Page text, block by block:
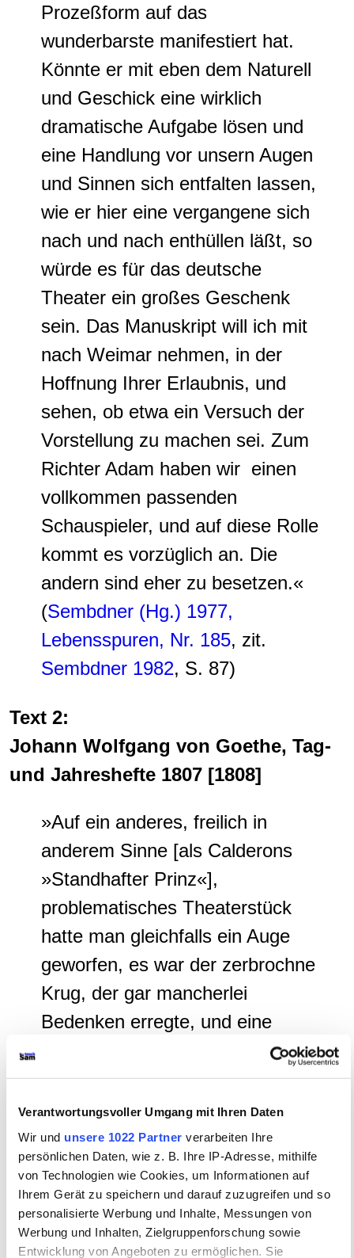
Verantwortungsvoller Umgang mit Ihren Daten
Wir und unsere 1022 Partner verarbeiten Ihre
persönlichen Daten, wie z. B. Ihre IP-Adresse, mithilfe
von Technologien wie Cookies, um Informationen auf
Ihrem Gerät zu speichern und darauf zuzugreifen und so
personalisierte Werbung und Inhalte, Messungen von
Werbung und Inhalten, Zielgruppenforschung sowie
Entwicklung von Angeboten zu ermöglichen. Sie
Prozeßform auf das
wunderbarste manifestiert hat.
Könnte er mit eben dem Naturell
und Geschick eine wirklich
dramatische Aufgabe lösen und
eine Handlung vor unsern Augen
und Sinnen sich entfalten lassen,
wie er hier eine vergangene sich
nach und nach enthüllen läßt, so
würde es für das deutsche
Theater ein großes Geschenk
sein. Das Manuskript will ich mit
nach Weimar nehmen, in der
Hoffnung Ihrer Erlaubnis, und
sehen, ob etwa ein Versuch der
Vorstellung zu machen sei. Zum
Richter Adam haben wir einen
vollkommen passenden
Schauspieler, und auf diese Rolle
kommt es vorzüglich an. Die
andern sind eher zu besetzen.«
(Sembdner (Hg.) 1977,
Lebensspuren, Nr. 185, zit.
Sembdner 1982, S. 87)
Text 2:
Johann Wolfgang von Goethe, Tag-
und Jahreshefte 1807 [1808]
»Auf ein anderes, freilich in
anderem Sinne [als Calderons
»Standhafter Prinz«],
problematisches Theaterstück
hatte man gleichfalls ein Auge
geworfen, es war der zerbrochne
Krug, der gar mancherlei
Bedenken erregte, und eine
höchst ungünstige Aufnahme zu
erleben hatte.«
»Absendung der Rollen.von [...]
dem zerbrochnen Krug, nebst
den zwei Manuskripten von dem
letzten.«